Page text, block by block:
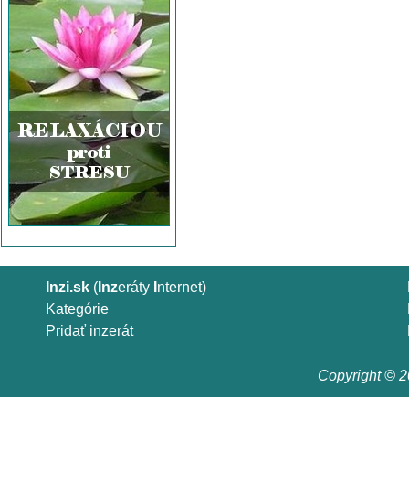
Inzi.sk ( Inzeráty nternet)
Kategórie
Pridať inzerát
Copyright ©